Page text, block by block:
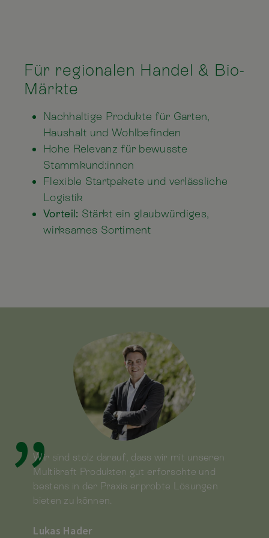
Für regionalen Handel & Bio-
Märkte
Nachhaltige Produkte für Garten,
Haushalt und Wohlbefinden
Hohe Relevanz für bewusste
Stammkund:innen
Flexible Startpakete und verlässliche
Logistik
Vorteil: Stärkt ein glaubwürdiges,
wirksames Sortiment
Wir sind stolz darauf, dass wir mit unseren
Multikraft Produkten gut erforschte und
bestens in der Praxis erprobte Lösungen
bieten zu können.
Lukas Hader
Wir sind stolz darauf, dass wir mit unseren
Multikraft Produkten gut erforschte und
bestens in der Praxis erprobte Lösungen
bieten zu können.
Lukas Hader
Wir sind stolz darauf, dass wir mit unseren
Multikraft Produkten gut erforschte und
bestens in der Praxis erprobte Lösungen
bieten zu können.
Lukas Hader